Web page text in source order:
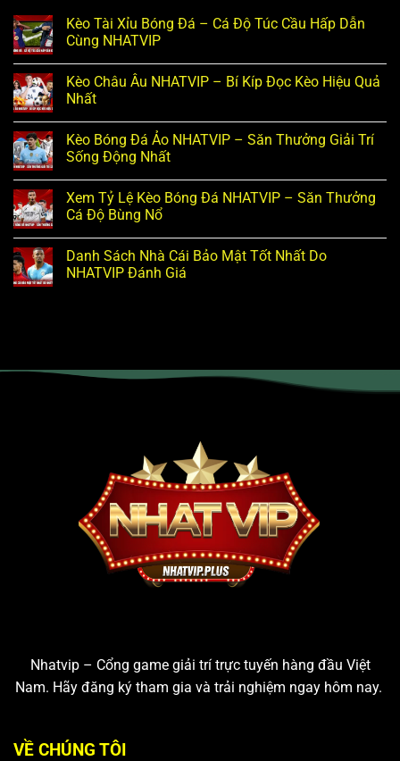
Kèo Tài Xỉu Bóng Đá – Cá Độ Túc Cầu Hấp Dẫn
Cùng NHATVIP
Kèo Châu Âu NHATVIP – Bí Kíp Đọc Kèo Hiệu Quả
Nhất
Kèo Bóng Đá Ảo NHATVIP – Săn Thưởng Giải Trí
Sống Động Nhất
Xem Tỷ Lệ Kèo Bóng Đá NHATVIP – Săn Thưởng
Cá Độ Bùng Nổ
Danh Sách Nhà Cái Bảo Mật Tốt Nhất Do
NHATVIP Đánh Giá
Nhatvip – Cổng game giải trí trực tuyến hàng đầu Việt
Nam. Hãy đăng ký tham gia và trải nghiệm ngay hôm nay.
VỀ CHÚNG TÔI